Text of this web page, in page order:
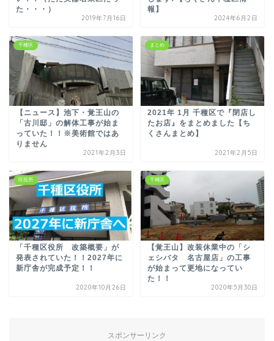
た・・・）
2019年7月16日
報】
2024年6月2日
千種区
【ニュース】池下・覚王山の
「古川邸」の解体工事が始ま
っていた！！※美術館ではあ
りません
2021年2月3日
まとめ
2021年 1月 千種区で『閉店し
たお店』をまとめました【ち
くさんまとめ】
2021年2月5日
区役所
「千種区役所 改築概要」が
発表されていた！！2027年に
新庁舎が完成予定！！
2020年10月26日
千種区
【覚王山】改装休業中の「シ
ェシバタ 名古屋店」の工事
が始まって更地になってい
た！！
2020年5月30日
スポンサーリンク